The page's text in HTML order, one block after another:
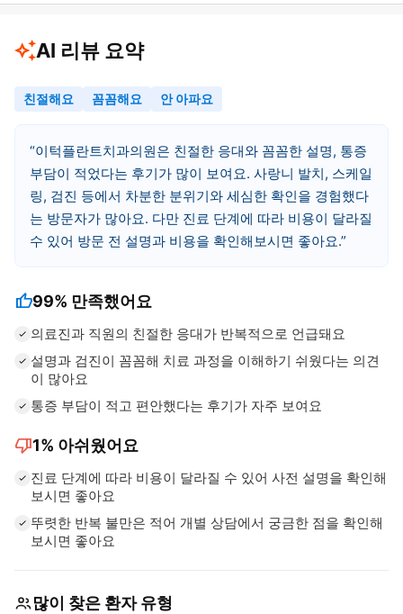
AI 리뷰 요약
친절해요 꼼꼼해요 안 아파요
이턱플란트치과의원은 친절한 응대와 꼼꼼한 설명, 통증
부담이 적었다는 후기가 많이 보여요. 사랑니 발치, 스케일
링, 검진 등에서 차분한 분위기와 세심한 확인을 경험했다
는 방문자가 많아요. 다만 진료 단계에 따라 비용이 달라질
수 있어 방문 전 설명과 비용을 확인해보시면 좋아요.
thumb_up99% 만족했어요
의료진과 직원의 친절한 응대가 반복적으로 언급돼요
설명과 검진이 꼼꼼해 치료 과정을 이해하기 쉬웠다는 의견
이 많아요
통증 부담이 적고 편안했다는 후기가 자주 보여요
thumb_down1% 아쉬웠어요
진료 단계에 따라 비용이 달라질 수 있어 사전 설명을 확인해
보시면 좋아요
뚜렷한 반복 불만은 적어 개별 상담에서 궁금한 점을 확인해
보시면 좋아요
많이 찾은 환자 유형